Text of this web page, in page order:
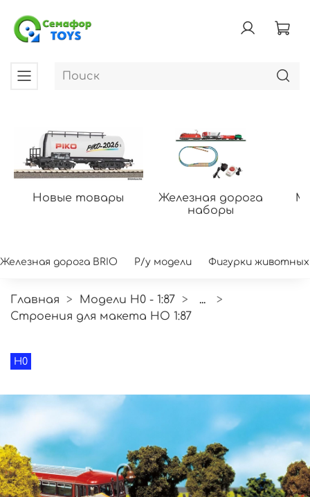
Новые товары
Железная дорога
наборы
Железная дорога BRIO Р/у модели Фигурки животных
Главная Модели H0 - 1:87
...
Строения для макета HO 1:87
H0